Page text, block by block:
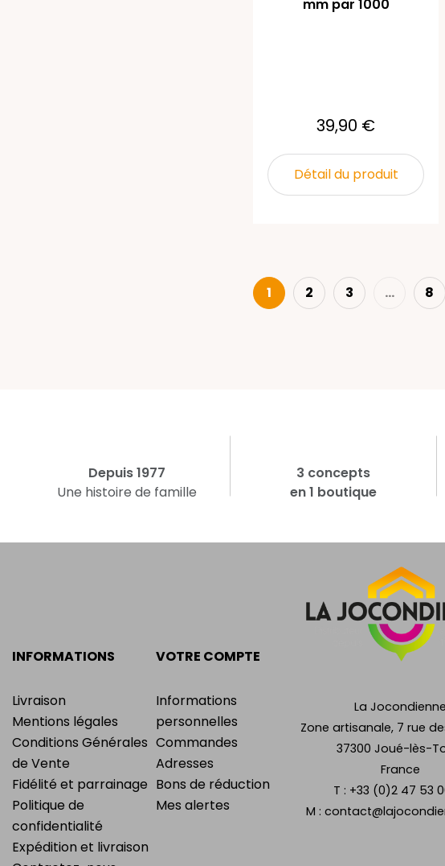
mm par 1000
39,90 €
Détail du produit
1 2 3 … 8
Depuis 1977
Une histoire de famille
3 concepts
en 1 boutique
INFORMATIONS
Livraison
Mentions légales
Conditions Générales
de Vente
Fidélité et parrainage
Politique de
confidentialité
Expédition et livraison
VOTRE COMPTE
Informations
personnelles
Commandes
Adresses
Bons de réduction
Mes alertes
La Jocondienne
Zone artisanale, 7 rue
37300 Joué-lès-
France
T : +33 (0)2 47 53
M :